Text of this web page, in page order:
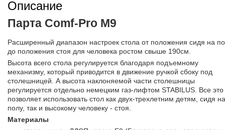
Описание
Парта Comf-Pro M9
Расширенный диапазон настроек стола от положения сидя на
до положения стоя для человека ростом свыше 190см.
Высота всего стола регулируется благодаря подъемному
механизму, который приводится в движение ручкой сбоку под
столешницей. А высота наклоняемой части столешницы
регулируется отдельно немецким газ-лифтом STABILUS. Все это
позволяет использовать стол как двух-трехлетним детям, сидя на
полу, так и высокому человеку - стоя.
Материалы